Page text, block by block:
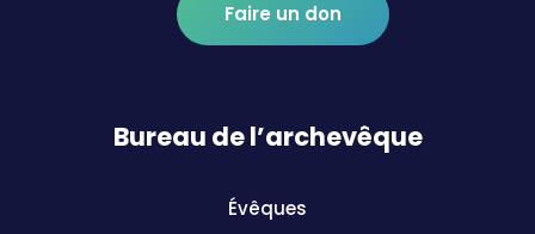
Faire un don
Bureau de l’archevêque
Évêques